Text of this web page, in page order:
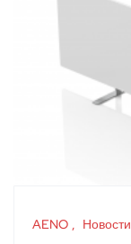
AENO Новости